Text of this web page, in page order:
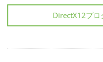
DirectX12プ